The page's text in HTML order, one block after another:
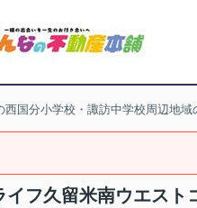
西国分小学校・諏訪中学校周辺地
イフ久留米南ウエスト